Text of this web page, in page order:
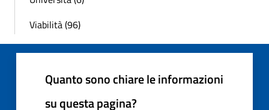
Viabilità (96)
Quanto sono chiare le informazioni
su questa pagina?